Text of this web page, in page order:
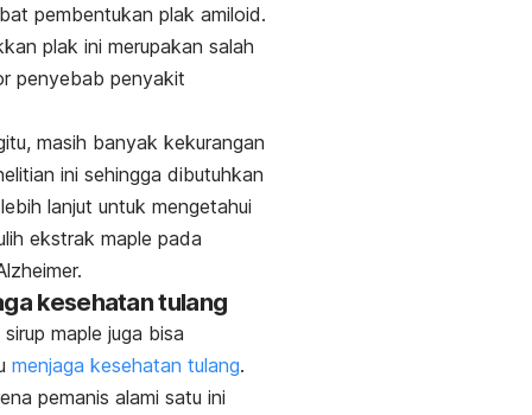
pembentukan plak amiloid.
plak ini merupakan salah
penyebab penyakit
masih banyak kekurangan
ini sehingga dibutuhkan
lanjut untuk mengetahui
ekstrak maple pada
kesehatan tulang
maple juga bisa
menjaga kesehatan tulang.
pemanis alami satu ini